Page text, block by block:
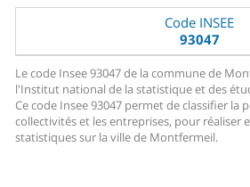
Code INSEE
93047
Le code Insee 93047 de la commune de
l'Institut national de la statistique et des
Ce code Insee 93047 permet de classifier la
collectivités et les entreprises, pour réaliser
statistiques sur la ville de Montfermeil.